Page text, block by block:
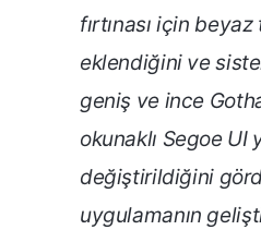
fırtınası için
eklendiğini ve
geniş ve ince
okunaklı Segoe UI
değiştirildiğini
uygulamanın